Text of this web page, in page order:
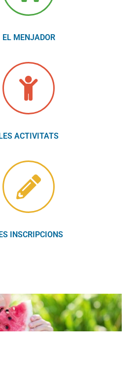
EL MENJADOR
ACTIVITATS
INSCRIPCIONS